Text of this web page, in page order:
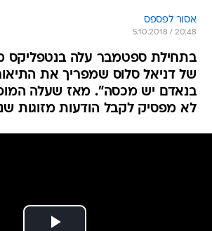
אסור לפספס
5.10.2018 / 20:48
בתחילת ספטמבר עלה בנטפליקס
של דניאל סלוס שמפריך את
בנאדם יש מכסה". מאז שעלה
לא מפסיק לקבל הודעות מזוגות